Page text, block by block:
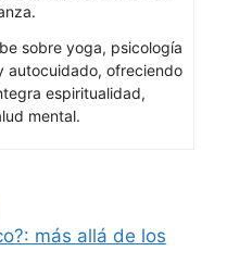
sobre yoga, psicología
autocuidado, ofreciendo
espiritualidad,
mental.
más allá de los